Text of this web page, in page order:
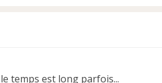
temps est long parfois...